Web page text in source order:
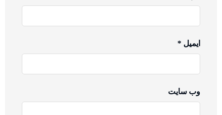
ایمیل*
وب‌ سایت